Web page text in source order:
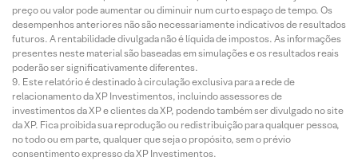
preço ou valor pode aumentar ou diminuir num curto espaço de tempo. Os
desempenhos anteriores não são necessariamente indicativos de resultados
futuros. A rentabilidade divulgada não é líquida de impostos. As informações
presentes neste material são baseadas em simulações e os resultados reais
poderão ser significativamente diferentes.
Este relatório é destinado à circulação exclusiva para a rede de
relacionamento da XP Investimentos, incluindo assessores de
investimentos da XP e clientes da XP, podendo também ser divulgado no site
da XP. Fica proibida sua reprodução ou redistribuição para qualquer pessoa,
no todo ou em parte, qualquer que seja o propósito, sem o prévio
consentimento expresso da XP Investimentos.